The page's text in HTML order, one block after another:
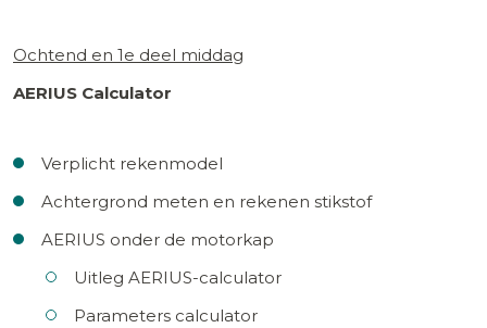
Ochtend en 1e deel middag
AERIUS Calculator
Verplicht rekenmodel
Achtergrond meten en rekenen stikstof
AERIUS onder de motorkap
Uitleg AERIUS-calculator
Parameters calculator